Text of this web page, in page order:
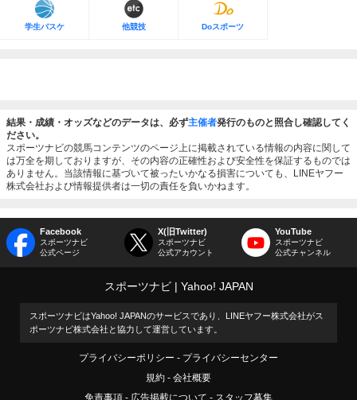
学生バスケ 他競技 Doスポーツ
結果・成績・オッズなどのデータは、必ず主催者発行のものと照合し確認してく
ださい。
スポーツナビの競馬コンテンツのページ上に掲載されている情報の内容に関して
は万全を期しておりますが、その内容の正確性および安全性を保証するものでは
ありません。当該情報に基づいて被ったいかなる損害についても、LINEヤフー
株式会社および情報提供者は一切の責任を負いかねます。
Facebook
スポーツナビ
公式ページ
X(旧Twitter)
スポーツナビ
公式アカウント
YouTube
スポーツナビ
公式チャンネル
スポーツナビ Yahoo! JAPAN
スポーツナビはYahoo! JAPANのサービスであり、LINEヤフー株式会社がス
ポーツナビ株式会社と協力して運営しています。
プライバシーポリシー
プライバシーセンター
規約
会社概要
免責事項
広告掲載について スタッフ募集